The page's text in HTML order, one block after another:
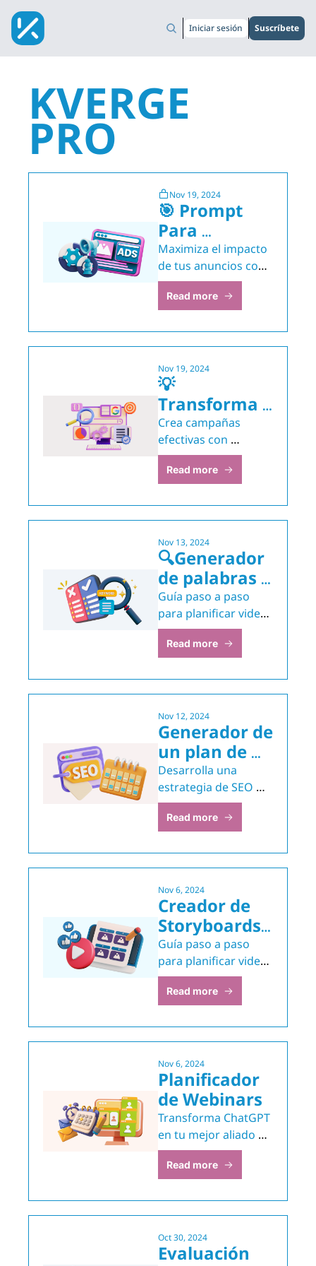
Iniciar sesión Suscríbete
KVERGE
PRO
Nov 19, 2024
🎯 Prompt
Para
Segmentar
Audiencias
para
Campañas de
Google
Display
Maximiza el impacto
de tus anuncios con
estrategias
personalizadas.
Read more
Nov 19, 2024
💡
Transforma
tus Anuncios
de Google
con este
Prompt
Crea campañas
efectivas con
palabras clave y
copys de alto
Read more
Nov 13, 2024
🔍Generador
de palabras
claves a
negar en tus
campañas
Guía paso a paso
para planificar videos
que captan y
retienen audiencia.
Read more
Nov 12, 2024
Generador de
un plan de
SEO🌐
Desarrolla una
estrategia de SEO
con solo la
información esencial
Read more
Nov 6, 2024
Creador de
Storyboards
para Videos
de YouTube
Guía paso a paso
para planificar videos
que captan y
retienen audiencia.
Read more
Nov 6, 2024
Planificador
de Webinars
Transforma ChatGPT
en tu mejor aliado
para diseñar
webinars
Read more
Oct 30, 2024
Evaluación